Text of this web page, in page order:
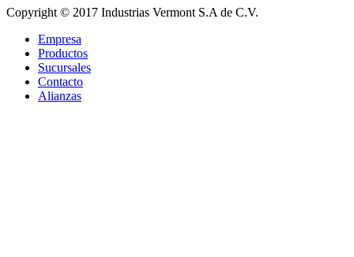
Copyright © 2017 Industrias Vermont S.A de C.V.
Empresa
Productos
Sucursales
Contacto
Alianzas